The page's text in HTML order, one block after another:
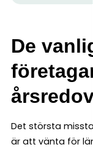
De
Det största
är att vänta för